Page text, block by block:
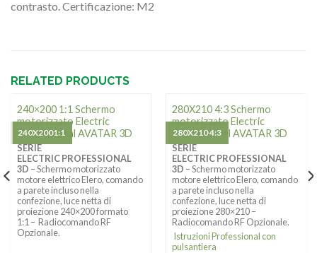
contrasto. Certificazione: M2
RELATED PRODUCTS
240×200 1:1 Schermo
motorizzato Electric
Professional AVATAR 3D
SERIE
ELECTRIC PROFESSIONAL
3D – Schermo motorizzato
motore elettrico Elero, comando
a parete incluso nella
confezione, luce netta di
proiezione 240×200 formato
1:1 – Radiocomando RF
Opzionale.
240X2001:1
280X210 4:3 Schermo
motorizzato Electric
Professional AVATAR 3D
SERIE
ELECTRIC PROFESSIONAL
3D – Schermo motorizzato
motore elettrico Elero, comando
a parete incluso nella
confezione, luce netta di
proiezione 280×210 –
Radiocomando RF Opzionale.
Istruzioni Professional con
pulsantiera
280X210 4:3